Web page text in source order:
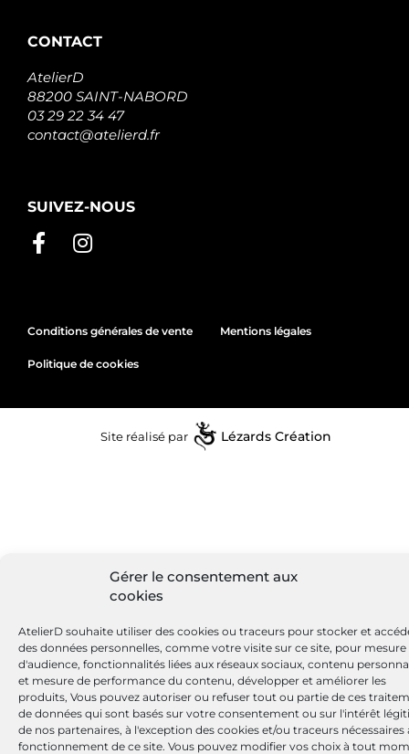
Gérer le consentement aux
cookies
AtelierD souhaite utiliser des cookies ou traceurs pour stocker et
des données personnelles, comme votre visite sur ce site, pour mesure
d'audience, fonctionnalités liées aux réseaux sociaux, contenu
et mesure de performance du contenu, développer et améliorer les
produits, Vous pouvez autoriser ou refuser tout ou partie de ces
de données qui sont basés sur votre consentement ou sur l'intérêt
de nos partenaires, à l'exception des cookies et/ou traceurs nécessaires
fonctionnement de ce site. Vous pouvez modifier vos choix à tout
CONTACT
AtelierD
88200 SAINT-NABORD
03 29 22 34 47
contact@atelierd.fr
SUIVEZ-NOUS
Conditions générales de vente Mentions légales
Politique de cookies
Site réalisé par Lézards Création